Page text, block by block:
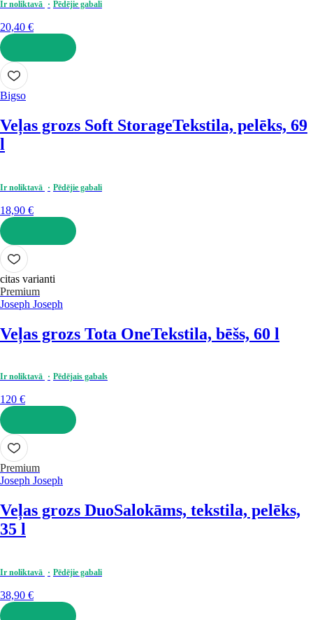
Ir noliktavā Pēdējie gabali
20,40 €
LIKT GROZĀ
Bigso
Veļas grozs Soft StorageTekstila, pelēks, 69
l
Ir noliktavā Pēdējie gabali
18,90 €
LIKT GROZĀ
citas varianti
Premium
Joseph Joseph
Veļas grozs Tota OneTekstila, bēšs, 60 l
Ir noliktavā Pēdējais gabals
120 €
LIKT GROZĀ
Premium
Joseph Joseph
Veļas grozs DuoSalokāms, tekstila, pelēks,
35 l
Ir noliktavā Pēdējie gabali
38,90 €